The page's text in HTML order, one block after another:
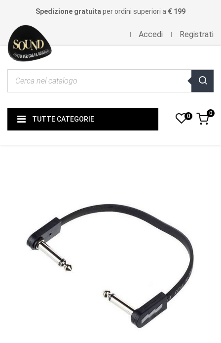
Spedizione gratuita per ordini superiori a € 199
Accedi Registrati
TUTTE CATEGORIE 0 0